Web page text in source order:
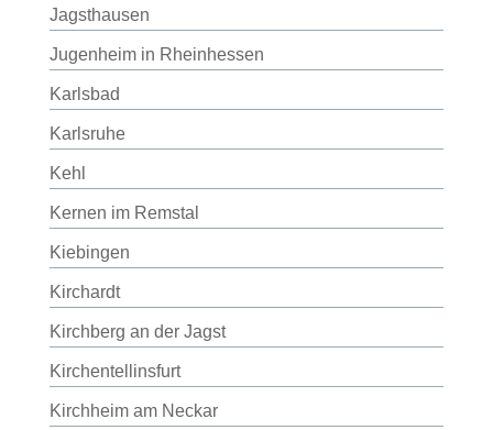
Jagsthausen
Jugenheim in Rheinhessen
Karlsbad
Karlsruhe
Kehl
Kernen im Remstal
Kiebingen
Kirchardt
Kirchberg an der Jagst
Kirchentellinsfurt
Kirchheim am Neckar